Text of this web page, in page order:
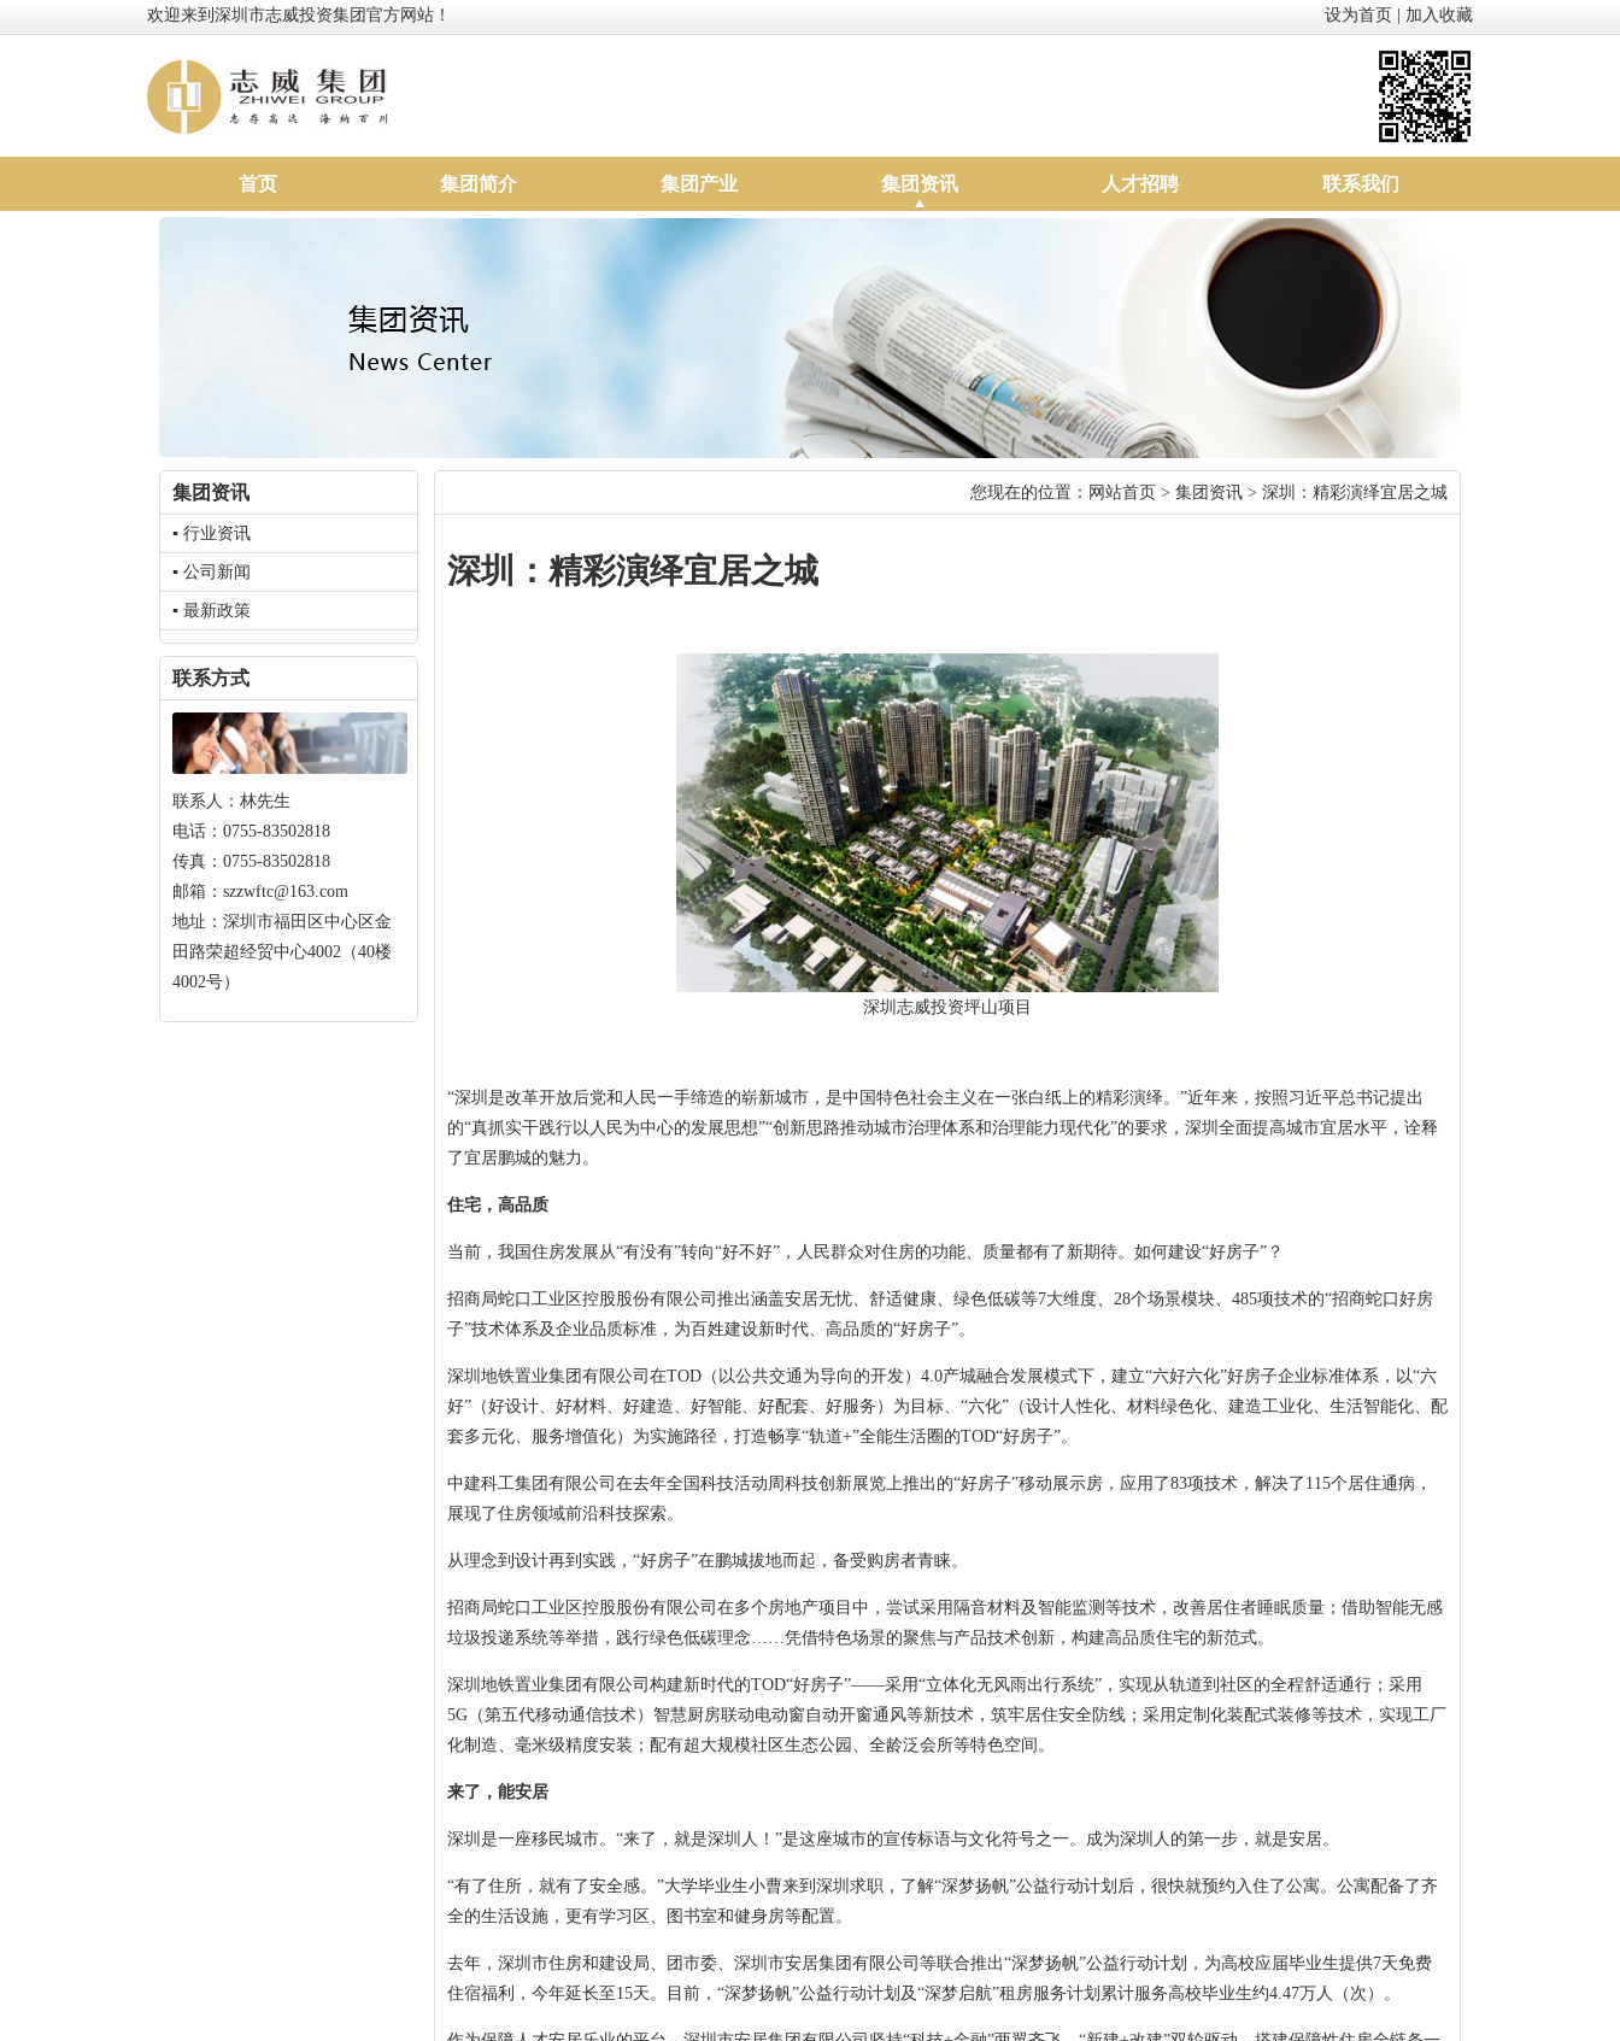
欢迎来到深圳市志威投资集团官方网站！ 设为首页 加入收藏
首页 集团简介 集团产业 集团资讯 人才招聘 联系我们
集团资讯
▪ 行业资讯
▪ 公司新闻
▪ 最新政策
联系方式
联系人：林先生
电话：0755-83502818
传真：0755-83502818
邮箱：szzwftc@163.com
地址：深圳市福田区中心区金
田路荣超经贸中心4002（40楼
4002号）
您现在的位置： 网站首页 > 集团资讯 > 深圳：精彩演绎宜居之城
深圳：精彩演绎宜居之城
深圳志威投资坪山项目
“深圳是改革开放后党和人民一手缔造的崭新城市，是中国特色社会主义在一张白纸上的精彩演绎。”近年来，按照习近平总书记提出
的“真抓实干践行以人民为中心的发展思想”“创新思路推动城市治理体系和治理能力现代化”的要求，深圳全面提高城市宜居水平，诠释
了宜居鹏城的魅力。
住宅，高品质
当前，我国住房发展从“有没有”转向“好不好”，人民群众对住房的功能、质量都有了新期待。如何建设“好房子”？
招商局蛇口工业区控股股份有限公司推出涵盖安居无忧、舒适健康、绿色低碳等7大维度、28个场景模块、485项技术的“招商蛇口好房
子”技术体系及企业品质标准，为百姓建设新时代、高品质的“好房子”。
深圳地铁置业集团有限公司在TOD（以公共交通为导向的开发）4.0产城融合发展模式下，建立“六好六化”好房子企业标准体系，以“六
好”（好设计、好材料、好建造、好智能、好配套、好服务）为目标、“六化”（设计人性化、材料绿色化、建造工业化、生活智能化、配
套多元化、服务增值化）为实施路径，打造畅享“轨道+”全能生活圈的TOD“好房子”。
中建科工集团有限公司在去年全国科技活动周科技创新展览上推出的“好房子”移动展示房，应用了83项技术，解决了115个居住通病，
展现了住房领域前沿科技探索。
从理念到设计再到实践，“好房子”在鹏城拔地而起，备受购房者青睐。
招商局蛇口工业区控股股份有限公司在多个房地产项目中，尝试采用隔音材料及智能监测等技术，改善居住者睡眠质量；借助智能无感
垃圾投递系统等举措，践行绿色低碳理念……凭借特色场景的聚焦与产品技术创新，构建高品质住宅的新范式。
深圳地铁置业集团有限公司构建新时代的TOD“好房子”——采用“立体化无风雨出行系统”，实现从轨道到社区的全程舒适通行；采用
5G（第五代移动通信技术）智慧厨房联动电动窗自动开窗通风等新技术，筑牢居住安全防线；采用定制化装配式装修等技术，实现工厂
化制造、毫米级精度安装；配有超大规模社区生态公园、全龄泛会所等特色空间。
来了，能安居
深圳是一座移民城市。“来了，就是深圳人！”是这座城市的宣传标语与文化符号之一。成为深圳人的第一步，就是安居。
“有了住所，就有了安全感。”大学毕业生小曹来到深圳求职，了解“深梦扬帆”公益行动计划后，很快就预约入住了公寓。公寓配备了齐
全的生活设施，更有学习区、图书室和健身房等配置。
去年，深圳市住房和建设局、团市委、深圳市安居集团有限公司等联合推出“深梦扬帆”公益行动计划，为高校应届毕业生提供7天免费
住宿福利，今年延长至15天。目前，“深梦扬帆”公益行动计划及“深梦启航”租房服务计划累计服务高校毕业生约4.47万人（次）。